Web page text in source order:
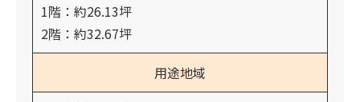
1階：約26.13坪
2階：約32.67坪
用途地域